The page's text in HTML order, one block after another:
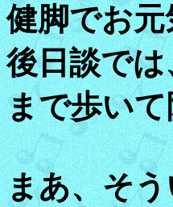
健脚でお
後日談で
まで歩い
まあ、そ